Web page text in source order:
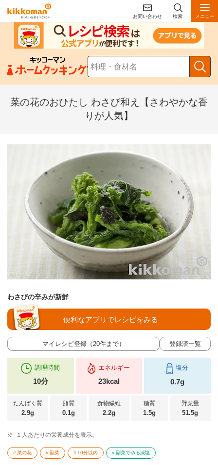
お問い合わせ 検索 メニュー
菜の花のおひたし わさび和え【さわやかな香
りが人気】
わさびの辛みが新鮮
マイレシピ登録（20件まで） 登録済一覧
便利なアプリでレシピをみる
調理時間
10分
エネルギー
23kcal
塩分
0.7g
たんぱく質
2.9g
脂質
0.1g
食物繊維
2.2g
糖質
1.5g
野菜量
51.5g
※ １人あたりの栄養成分を表示。
菜の花 副菜 10分以内 副菜でゆる減塩